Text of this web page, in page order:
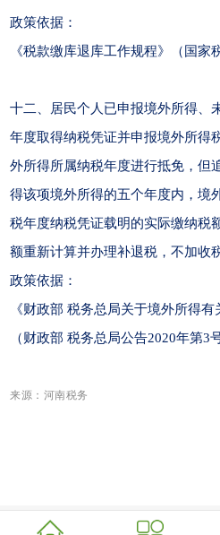
政策依据：
《税款缴库退库工作规程》（国
十二、居民个人已申报境外所得、
年度取得纳税凭证并申报境外所得
外所得所属纳税年度进行抵免，但
得该项境外所得的五个年度内，境
税年度纳税凭证载明的实际缴纳税
额重新计算并办理补退税，不加收
政策依据：
《财政部 税务总局关于境外所得有
（财政部 税务总局公告2020年第3
来源：河南税务